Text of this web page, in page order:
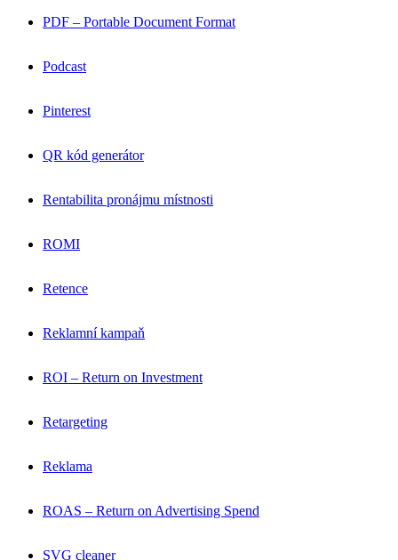
PDF – Portable Document Format
Podcast
Pinterest
QR kód generátor
Rentabilita pronájmu místnosti
ROMI
Retence
Reklamní kampaň
ROI – Return on Investment
Retargeting
Reklama
ROAS – Return on Advertising Spend
SVG cleaner